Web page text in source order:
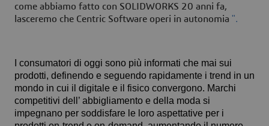
come abbiamo fatto con SOLIDWORKS 20 anni fa,
lasceremo che Centric Software operi in autonomia ".
I consumatori di oggi sono più informati che mai sui
prodotti, definendo e seguendo rapidamente i trend in un
mondo in cui il digitale e il fisico convergono. Marchi
competitivi dell’ abbigliamento e della moda si
impegnano per soddisfare le loro aspettative per i